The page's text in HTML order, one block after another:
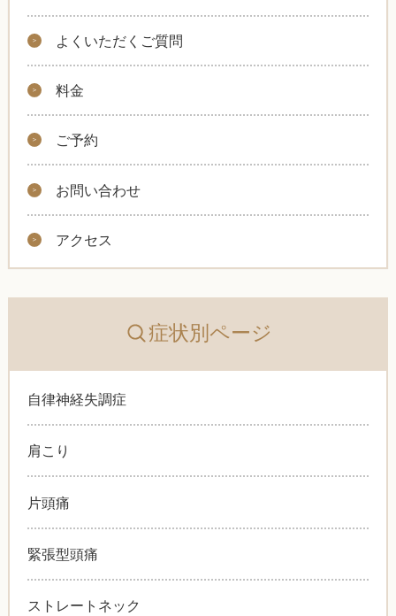
よくいただくご質問
料金
ご予約
お問い合わせ
アクセス
症状別ページ
自律神経失調症
肩こり
片頭痛
緊張型頭痛
ストレートネック